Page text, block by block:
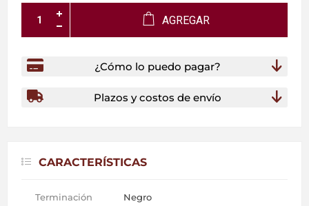
AGREGAR
¿Cómo lo puedo pagar?
Plazos y costos de envío
CARACTERÍSTICAS
Terminación Negro